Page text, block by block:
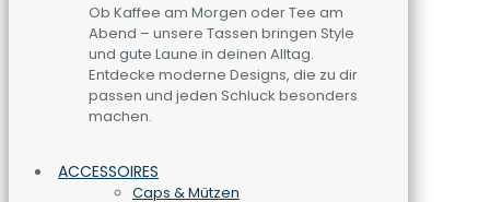
Ob Kaffee am Morgen oder Tee am
Abend – unsere Tassen bringen Style
und gute Laune in deinen Alltag.
Entdecke moderne Designs, die zu dir
passen und jeden Schluck besonders
machen.
ACCESSOIRES
Caps & Mützen